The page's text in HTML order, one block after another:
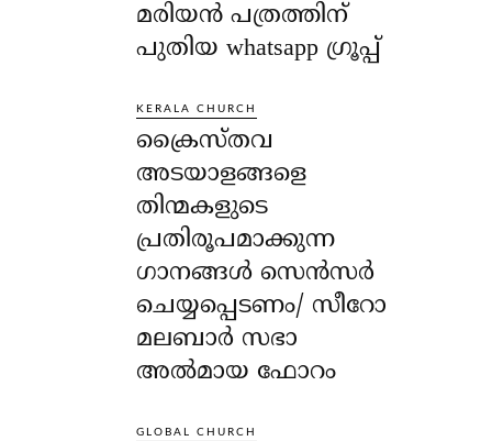
മരിയൻ പത്രത്തിന്
പുതിയ whatsapp ഗ്രൂപ്പ്
KERALA CHURCH
ക്രൈസ്തവ
അടയാളങ്ങളെ
തിന്മകളുടെ
പ്രതിരൂപമാക്കുന്ന
ഗാനങ്ങൾ സെൻസർ
ചെയ്യപ്പെടണം/ സീറോ
മലബാർ സഭാ
അൽമായ ഫോറം
GLOBAL CHURCH